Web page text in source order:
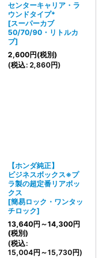
センターキャリア・ラ
ウンドタイプ*
[スーパーカブ
50/70/90・リトルカ
ブ]
2,600円(税別)
(税込: 2,860円)
【ホンダ純正】
ビジネスボックス※プ
ラ製の超定番リアボッ
クス
[簡易ロック・ワンタッ
チロック]
13,640円 ～14,300円
(税別)
(税込:
15,004円 ～15,730円)